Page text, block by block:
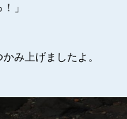
」
み上げましたよ。